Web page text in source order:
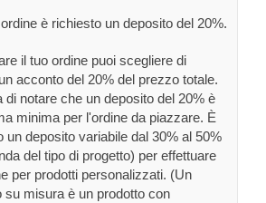
è richiesto un deposito del 20%.
il tuo ordine puoi scegliere di
acconto del 20% del prezzo totale.
di notare che un deposito del 20% è
minima per l'ordine da piazzare. È
un deposito variabile dal 30% al 50%
del tipo di progetto) per effettuare
per prodotti personalizzati. (Un
su misura è un prodotto con